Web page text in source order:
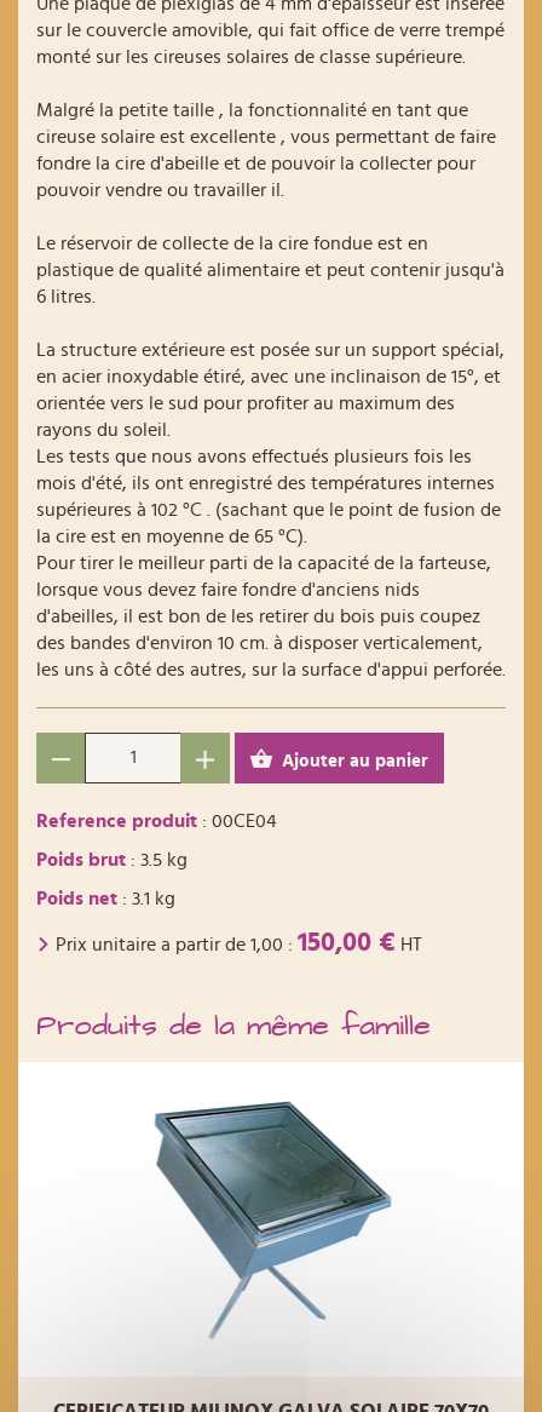
sur le couvercle amovible, qui fait office de verre trempé
monté sur les cireuses solaires de classe supérieure.
Malgré la petite taille , la fonctionnalité en tant que
cireuse solaire est excellente , vous permettant de faire
fondre la cire d'abeille et de pouvoir la collecter pour
pouvoir vendre ou travailler il.
Le réservoir de collecte de la cire fondue est en
plastique de qualité alimentaire et peut contenir jusqu'à
6 litres.
La structure extérieure est posée sur un support spécial,
en acier inoxydable étiré, avec une inclinaison de 15°, et
orientée vers le sud pour profiter au maximum des
rayons du soleil.
Les tests que nous avons effectués plusieurs fois les
mois d'été, ils ont enregistré des températures internes
supérieures à 102 °C . (sachant que le point de fusion de
la cire est en moyenne de 65 °C).
Pour tirer le meilleur parti de la capacité de la farteuse,
lorsque vous devez faire fondre d'anciens nids
d'abeilles, il est bon de les retirer du bois puis coupez
des bandes d'environ 10 cm. à disposer verticalement,
les uns à côté des autres, sur la surface d'appui perforée.
Ajouter au panier
Reference produit : 00CE04
Poids brut : 3.5 kg
Poids net : 3.1 kg
Prix unitaire a partir de 1,00 : 150,00 € HT
Produits de la même famille